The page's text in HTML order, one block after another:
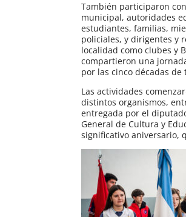
También participaron
municipal, autoridades
estudiantes, familias,
policiales, y dirigentes y
localidad como clubes y
compartieron una
por las cinco décadas
Las actividades
distintos organismos,
entregada por el
General de Cultura y
significativo aniversario,